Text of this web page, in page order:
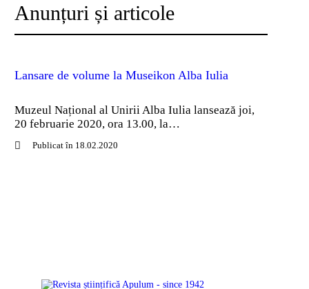
Anunțuri și articole
Lansare de volume la Museikon Alba Iulia
Muzeul Național al Unirii Alba Iulia lansează joi,
20 februarie 2020, ora 13.00, la…
Publicat în 18.02.2020